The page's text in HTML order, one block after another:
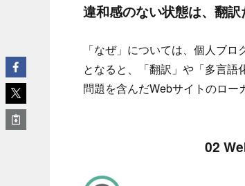
違和感のない状態は、翻
「なぜ」については、個人ブ
となると、「翻訳」や「多言
問題を含んだWebサイトのロー
02